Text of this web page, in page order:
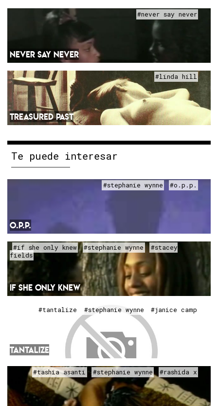
#never say never
NEVER SAY NEVER
#linda hill
TREASURED PAST
Te puede interesar
#stephanie wynne #o.p.p.
O.P.P.
#if she only knew #stephanie wynne
#stacey
fields
IF SHE ONLY KNEW
#tantalize #stephanie wynne #janice camp
TANTALIZE
#tashia asanti #stephanie wynne #rashida x